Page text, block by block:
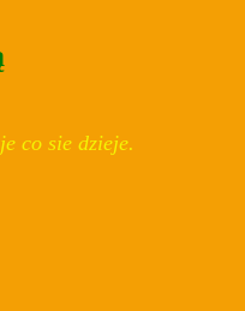
co sie dzieje.